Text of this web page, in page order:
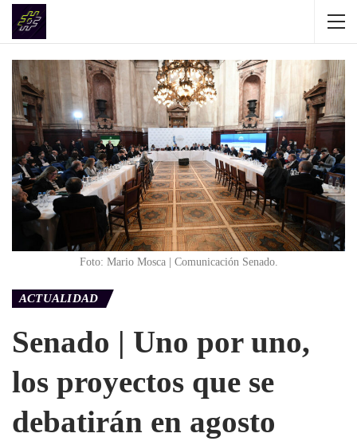
Foto: Mario Mosca | Comunicación Senado.
ACTUALIDAD
Senado | Uno por uno,
los proyectos que se
debatirán en agosto